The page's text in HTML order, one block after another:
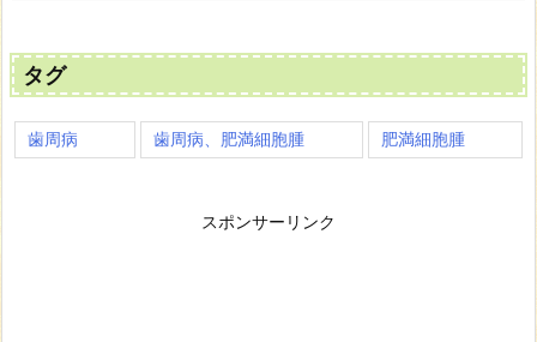
タグ
歯周病 歯周病、肥満細胞腫 肥満細胞腫
スポンサーリンク